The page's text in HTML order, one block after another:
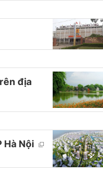
địa
Hà Nội